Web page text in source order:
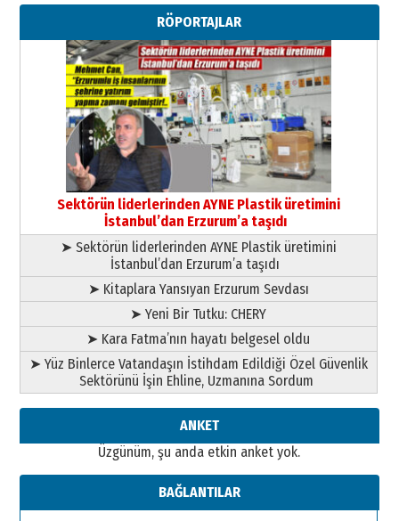
Ahmed Yesevi’den bir Alperen…
”Reisimiz” idi… Hakka yürüdü.!
26 Mart 2026 Perşembe
Cem Bakırcı
Ardında bıraktığı hatıralarıyla
gönül adamı Faruk Terzioğlu!
13 Mayıs 2026 Çarşamba
Esat BİNDESEN
Başkan Sekmen’den Erzurum’a
bir vizyon proje daha!
02 Ağustos 2026 Pazar
RÖPORTAJLAR
Sektörün liderlerinden AYNE Plastik üretimini
İstanbul’dan Erzurum’a taşıdı
➤ Sektörün liderlerinden AYNE Plastik üretimini
İstanbul’dan Erzurum’a taşıdı
➤ Kitaplara Yansıyan Erzurum Sevdası
➤ Yeni Bir Tutku: CHERY
➤ Kara Fatma’nın hayatı belgesel oldu
➤ Yüz Binlerce Vatandaşın İstihdam Edildiği Özel Güvenlik
Sektörünü İşin Ehline, Uzmanına Sordum
ANKET
Üzgünüm, şu anda etkin anket yok.
BAĞLANTILAR